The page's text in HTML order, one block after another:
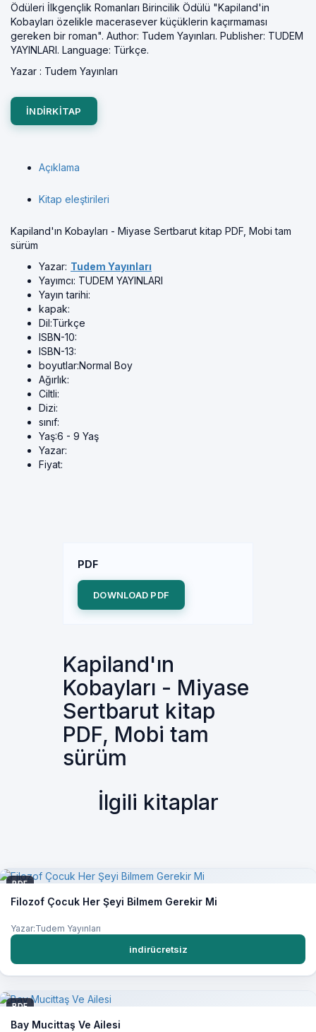
Ödüleri İlkgençlik Romanları Birincilik Ödülü "Kapiland'in
Kobayları özelikle macerasever küçüklerin kaçırmaması
gereken bir roman". Author: Tudem Yayınları. Publisher: TUDEM
YAYINLARI. Language: Türkçe.
Yazar : Tudem Yayınları
INDIRKITAP
Açıklama
Kitap eleştirileri
Kapiland'ın Kobayları - Miyase Sertbarut kitap PDF, Mobi tam
sürüm
Yazar: Tudem Yayınları
Yayımcı: TUDEM YAYINLARI
Yayın tarihi:
kapak:
Dil:Türkçe
ISBN-10:
ISBN-13:
boyutlar:Normal Boy
Ağırlık:
Ciltli:
Dizi:
sınıf:
Yaş:6 - 9 Yaş
Yazar:
Fiyat:
PDF
DOWNLOAD PDF
Kapiland'ın
Kobayları - Miyase
Sertbarut kitap
PDF, Mobi tam
sürüm
İlgili kitaplar
PDF
Filozof Çocuk Her Şeyi Bilmem Gerekir Mi
Yazar:Tudem Yayınları
indirücretsiz
PDF
Bay Mucittaş Ve Ailesi